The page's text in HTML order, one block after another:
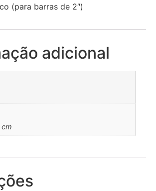
(para barras de 2″)
adicional